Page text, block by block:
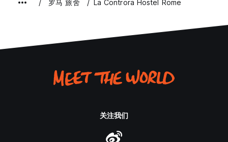
罗马 旅舍 La Controra Hostel Rome
关注我们